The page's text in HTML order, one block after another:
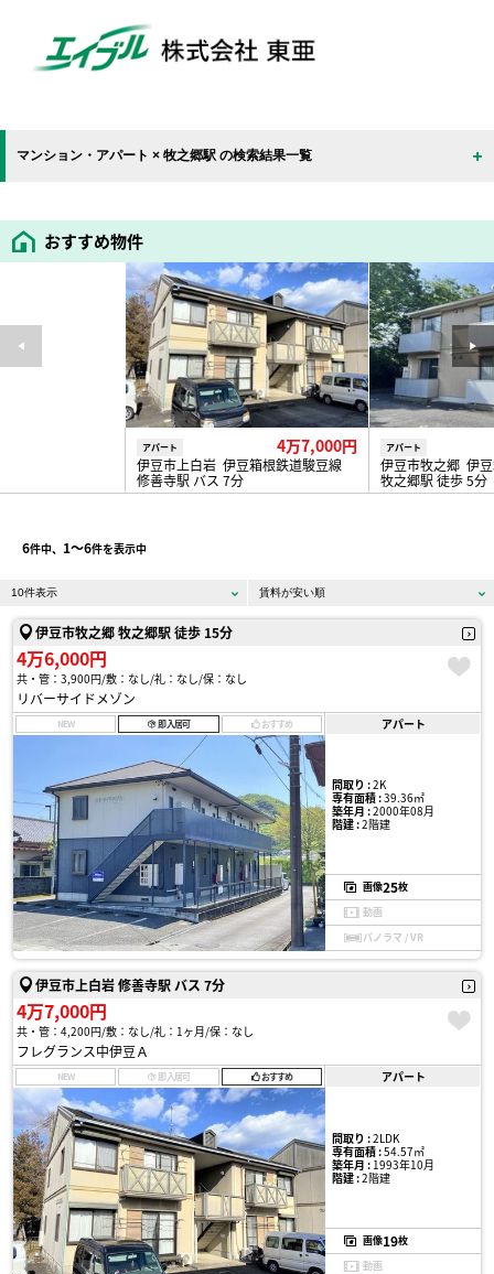
マンション・アパート × 牧之郷駅 の検索結果一覧
おすすめ物件
アパート 4万7,000円
伊豆市上白岩 伊豆箱根鉄道駿豆線
修善寺駅 バス 7分
アパート
伊豆市牧之郷 伊
牧之郷駅 徒歩 5分
6件中、 1〜6件を表示中
伊豆市牧之郷 牧之郷駅 徒歩 15分
4万6,000円
共・管：3,900円 敷：なし 礼：なし 保：なし
リバーサイドメゾン
NEW 即入居可 おすすめ アパート
間取り :2K
専有面積 :39.36㎡
築年月 :2000年08月
階建 :2階建
画像25枚
動画
パノラマ / VR
伊豆市上白岩 修善寺駅 バス 7分
4万7,000円
共・管：4,200円 敷：なし 礼：1ヶ月 保：なし
フレグランス中伊豆Ａ
NEW 即入居可 おすすめ アパート
間取り :2LDK
専有面積 :54.57㎡
築年月 :1993年10月
階建 :2階建
画像19枚
動画